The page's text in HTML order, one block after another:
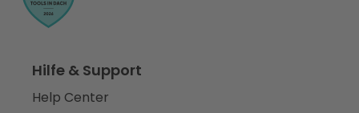
Hilfe & Support
Help Center